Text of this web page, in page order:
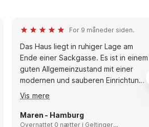
For 9 måneder siden.
Das Haus liegt in ruhiger Lage am
Ende einer Sackgasse. Es ist in einem
guten Allgemeinzustand mit einer
modernen und sauberen Einrichtung.
Die Küche ist gut und vollständig
eingerichtet. Der Hafen, Strand,
Spielplatz und Restaurant ist in 2 Min
zu erreichen. Empfehlungen: Das
Vis mere
Maren - Hamburg
Overnattet 0 nætter i Geltinger